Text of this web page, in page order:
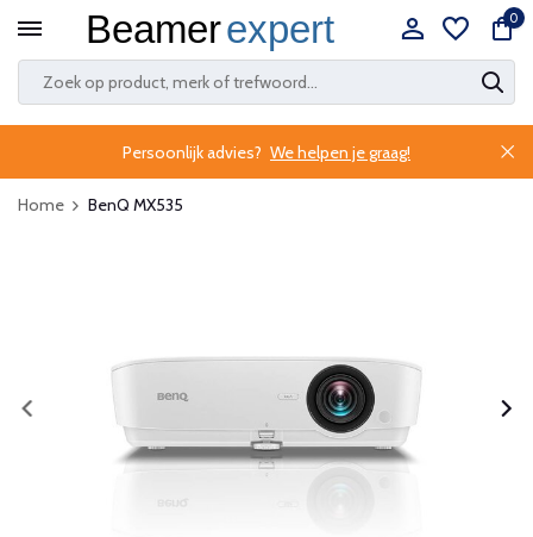
0
Persoonlijk advies? We helpen je graag!
Home BenQ MX535